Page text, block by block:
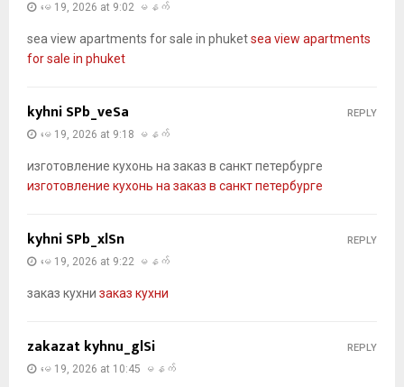
မေ 19, 2026 at 9:02 မနက်
sea view apartments for sale in phuketsea view apartments
for sale in phuket
kyhni SPb_veSa
မေ 19, 2026 at 9:18 မနက်
изготовление кухонь на заказ в санкт петербурге
изготовление кухонь на заказ в санкт петербурге
REPLY
kyhni SPb_xlSn
မေ 19, 2026 at 9:22 မနက်
заказ кухни заказ кухни
REPLY
zakazat kyhnu_glSi
မေ 19, 2026 at 10:45 မနက်
REPLY